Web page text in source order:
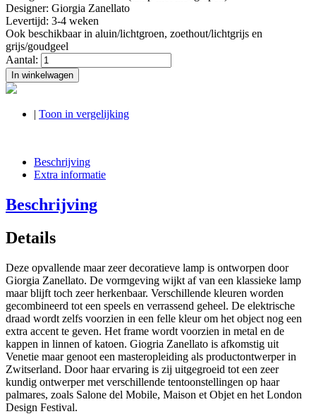
Designer: Giorgia Zanellato
Levertijd: 3-4 weken
Ook beschikbaar in aluin/lichtgroen, zoethout/lichtgrijs en
grijs/goudgeel
Aantal:
In winkelwagen
| Toon in vergelijking
Beschrijving
Extra informatie
Beschrijving
Details
Deze opvallende maar zeer decoratieve lamp is ontworpen door
Giorgia Zanellato. De vormgeving wijkt af van een klassieke lamp
maar blijft toch zeer herkenbaar. Verschillende kleuren worden
gecombineerd tot een speels en verrassend geheel. De elektrische
draad wordt zelfs voorzien in een felle kleur om het object nog een
extra accent te geven. Het frame wordt voorzien in metal en de
kappen in linnen of katoen. Giogria Zanellato is afkomstig uit
Venetie maar genoot een masteropleiding als productontwerper in
Zwitserland. Door haar ervaring is zij uitgegroeid tot een zeer
kundig ontwerper met verschillende tentoonstellingen op haar
palmares, zoals Salone del Mobile, Maison et Objet en het London
Design Festival.